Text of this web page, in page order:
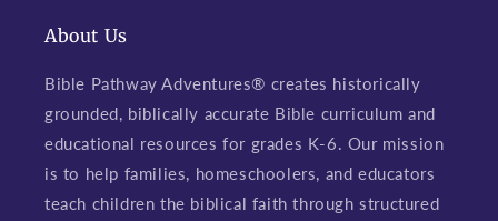
About Us
Bible Pathway Adventures® creates historically
grounded, biblically accurate Bible curriculum and
educational resources for grades K-6. Our mission
is to help families, homeschoolers, and educators
teach children the biblical faith through structured